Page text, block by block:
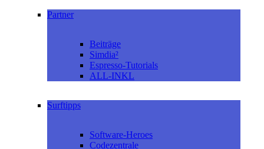
Partner
Beiträge
Simdia²
Espresso-Tutorials
ALL-INKL
Surftipps
Software-Heroes
Codezentrale